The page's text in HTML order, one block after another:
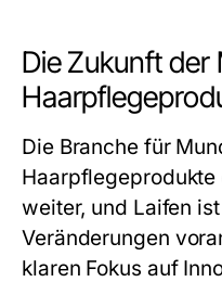
Die Zukunft
Die Branche für
weiter, und Laifen
Veränderungen
klaren Fokus auf